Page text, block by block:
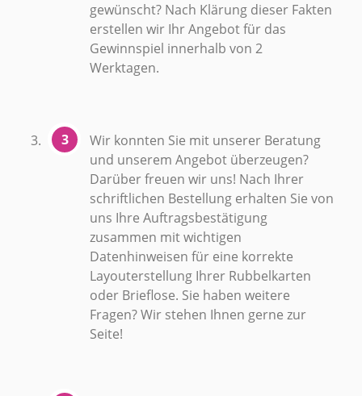
gewünscht? Nach Klärung dieser Fakten
erstellen wir Ihr Angebot für das
Gewinnspiel innerhalb von 2
Werktagen.
Wir konnten Sie mit unserer Beratung
und unserem Angebot überzeugen?
Darüber freuen wir uns! Nach Ihrer
schriftlichen Bestellung erhalten Sie von
uns Ihre Auftragsbestätigung
zusammen mit wichtigen
Datenhinweisen für eine korrekte
Layouterstellung Ihrer Rubbelkarten
oder Brieflose. Sie haben weitere
Fragen? Wir stehen Ihnen gerne zur
Seite!